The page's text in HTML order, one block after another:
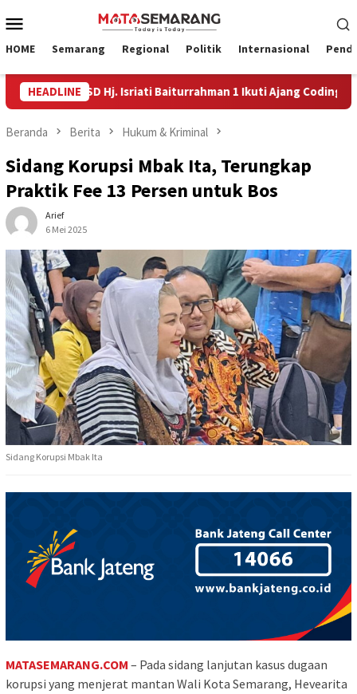
ke
Mobile
HOME Semarang Regional Politik Internasional
HEADLINE
SD Hj. Isriati Baiturrahman 1 Ikuti Ajang Coding Internasional
Beranda Berita Hukum & Kriminal
Sidang Korupsi Mbak Ita, Terungkap
Praktik Fee 13 Persen untuk Bos
Arief
6 Mei 2025
Sidang Korupsi Mbak Ita
MATASEMARANG.COM – Pada sidang lanjutan kasus dugaan
korupsi yang menjerat mantan Wali Kota Semarang, Hevearita